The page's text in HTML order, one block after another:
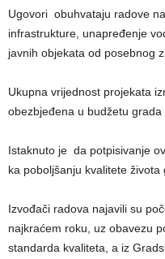
Ugovori obuhvataju radove
infrastrukture, unapređenje
javnih objekata od posebnog
Ukupna vrijednost projekata
obezbjeđena u budžetu grada
Istaknuto je da potpisivanje
ka poboljšanju kvalitete života
Izvođači radova najavili su
najkraćem roku, uz obavezu
standarda kvaliteta, a iz